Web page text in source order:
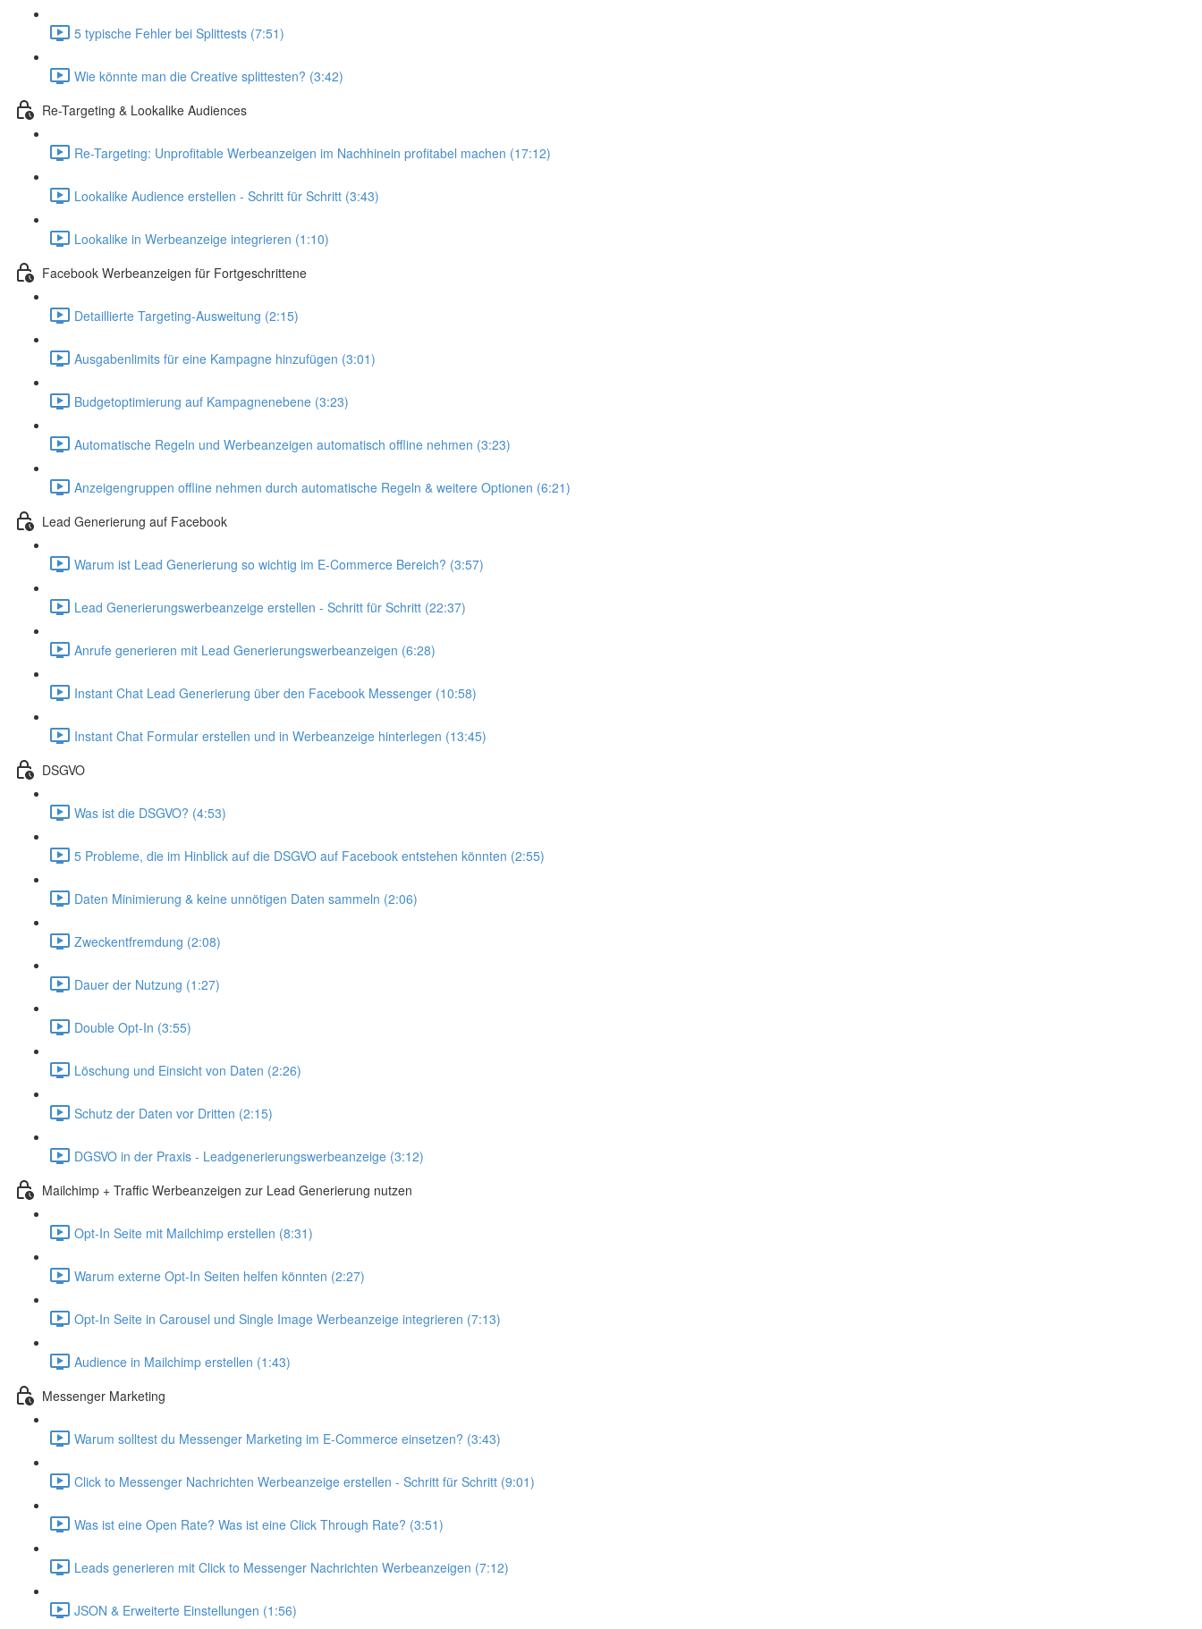
5 typische Fehler bei Splittests (7:51)
Wie könnte man die Creative splittesten? (3:42)
Re-Targeting & Lookalike Audiences
Re-Targeting: Unprofitable Werbeanzeigen im Nachhinein profitabel machen (17:12)
Lookalike Audience erstellen - Schritt für Schritt (3:43)
Lookalike in Werbeanzeige integrieren (1:10)
Facebook Werbeanzeigen für Fortgeschrittene
Detaillierte Targeting-Ausweitung (2:15)
Ausgabenlimits für eine Kampagne hinzufügen (3:01)
Budgetoptimierung auf Kampagnenebene (3:23)
Automatische Regeln und Werbeanzeigen automatisch offline nehmen (3:23)
Anzeigengruppen offline nehmen durch automatische Regeln & weitere Optionen (6:21)
Lead Generierung auf Facebook
Warum ist Lead Generierung so wichtig im E-Commerce Bereich? (3:57)
Lead Generierungswerbeanzeige erstellen - Schritt für Schritt (22:37)
Anrufe generieren mit Lead Generierungswerbeanzeigen (6:28)
Instant Chat Lead Generierung über den Facebook Messenger (10:58)
Instant Chat Formular erstellen und in Werbeanzeige hinterlegen (13:45)
DSGVO
Was ist die DSGVO? (4:53)
5 Probleme, die im Hinblick auf die DSGVO auf Facebook entstehen könnten (2:55)
Daten Minimierung & keine unnötigen Daten sammeln (2:06)
Zweckentfremdung (2:08)
Dauer der Nutzung (1:27)
Double Opt-In (3:55)
Löschung und Einsicht von Daten (2:26)
Schutz der Daten vor Dritten (2:15)
DGSVO in der Praxis - Leadgenerierungswerbeanzeige (3:12)
Mailchimp + Traffic Werbeanzeigen zur Lead Generierung nutzen
Opt-In Seite mit Mailchimp erstellen (8:31)
Warum externe Opt-In Seiten helfen könnten (2:27)
Opt-In Seite in Carousel und Single Image Werbeanzeige integrieren (7:13)
Audience in Mailchimp erstellen (1:43)
Messenger Marketing
Warum solltest du Messenger Marketing im E-Commerce einsetzen? (3:43)
Click to Messenger Nachrichten Werbeanzeige erstellen - Schritt für Schritt (9:01)
Was ist eine Open Rate? Was ist eine Click Through Rate? (3:51)
Leads generieren mit Click to Messenger Nachrichten Werbeanzeigen (7:12)
JSON & Erweiterte Einstellungen (1:56)